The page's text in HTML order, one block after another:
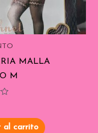
MALLA
M
al carrito